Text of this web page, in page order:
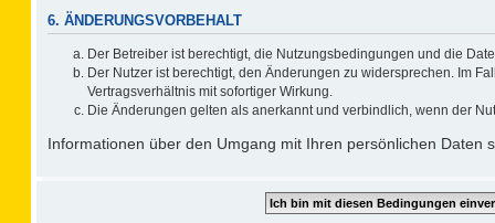
6. ÄNDERUNGSVORBEHALT
Der Betreiber ist berechtigt, die Nutzungsbedingungen und die
Der Nutzer ist berechtigt, den Änderungen zu widersprechen. Im
Vertragsverhältnis mit sofortiger Wirkung.
Die Änderungen gelten als anerkannt und verbindlich, wenn der
Informationen über den Umgang mit Ihren persönlichen Daten